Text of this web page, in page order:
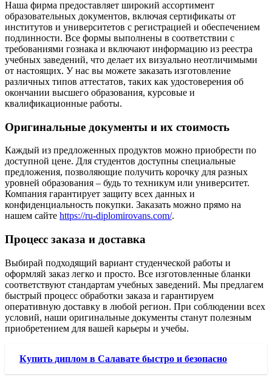
Наша фирма предоставляет широкий ассортимент
образовательных документов, включая сертификаты от
институтов и университетов с регистрацией и обеспечением
подлинности. Все формы выполнены в соответствии с
требованиями гознака и включают информацию из реестра
учебных заведений, что делает их визуально неотличимыми
от настоящих. У нас вы можете заказать изготовление
различных типов аттестатов, таких как удостоверения об
окончании высшего образования, курсовые и
квалификационные работы.
Оригинальные документы и их стоимость
Каждый из предложенных продуктов можно приобрести по
доступной цене. Для студентов доступны специальные
предложения, позволяющие получить корочку для разных
уровней образования – будь то техникум или университет.
Компания гарантирует защиту всех данных и
конфиденциальность покупки. Заказать можно прямо на
нашем сайте https://ru-diplomirovans.com/.
Процесс заказа и доставка
Выбирай подходящий вариант студенческой работы и
оформляй заказ легко и просто. Все изготовленные бланки
соответствуют стандартам учебных заведений. Мы предлагем
быстрый процесс обработки заказа и гарантируем
оперативную доставку в любой регион. При соблюдении всех
условий, наши оригинальные документы станут полезным
приобретением для вашей карьеры и учебы.
Купить диплом в Салавате быстро и безопасно